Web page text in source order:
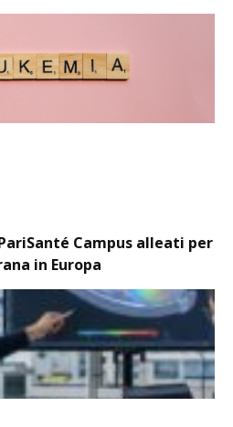
Campus alleati per
in Europa